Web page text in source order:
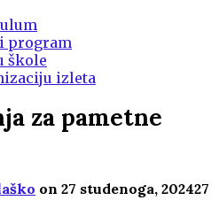
program
škole
izleta
za pametne
on 27 studenoga, 202427